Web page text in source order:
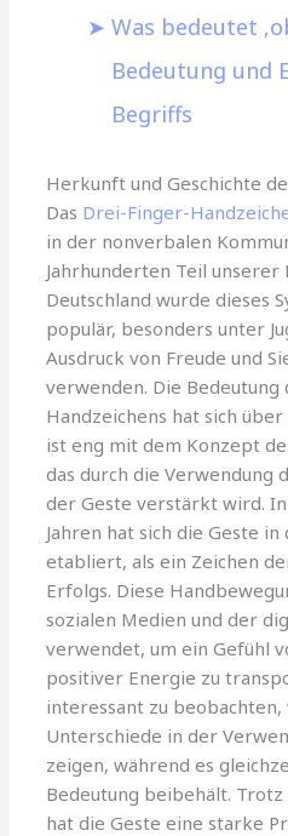
Was bedeutet
Bedeutung und
Begriffs
Herkunft und Geschichte
Das Drei-Finger-
in der nonverbalen
Jahrhunderten Teil unserer
Deutschland wurde dieses
populär, besonders unter
Ausdruck von Freude und
verwenden. Die Bedeutung
Handzeichens hat sich
ist eng mit dem Konzept
das durch die Verwendung
der Geste verstärkt wird.
Jahren hat sich die Geste in
etabliert, als ein Zeichen
Erfolgs. Diese
sozialen Medien und der
verwendet, um ein Gefühl
positiver Energie zu
interessant zu
Unterschiede in der
zeigen, während es
Bedeutung beibehält.
hat die Geste eine starke